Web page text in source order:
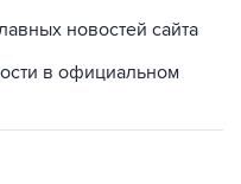
новостей сайта
в официальном